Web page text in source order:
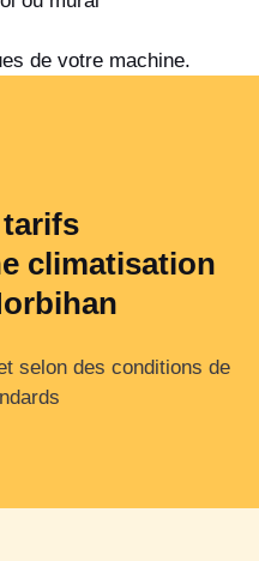
de votre machine.
climatisation
selon des conditions de